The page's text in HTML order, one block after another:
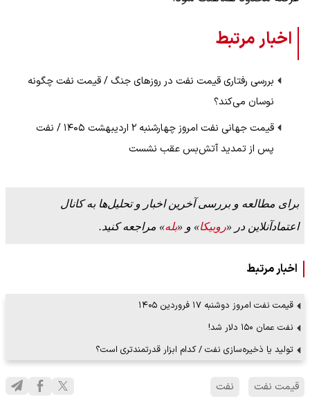
اخبار مرتبط
بررسی رفتاری قیمت نفت در روزهای جنگ / قیمت نفت چگونه
نوسان می‌کند؟
قیمت جهانی نفت امروز چهارشنبه ۲ اردیبهشت ۱۴۰۵ / نفت
پس از تمدید آتش‌بس عقب نشست
برای مطالعه و بررسی آخرین اخبار و تحلیل‌ها به کانال
اعتمادآنلاین در «روبیکا» و «بله» مراجعه کنید.
اخبار مرتبط
قیمت نفت امروز دوشنبه ۱۷ فروردین ۱۴۰۵
نفت عمان ۱۵۰ دلار شد!
تولید یا ذخیره‌سازی نفت‌ / کدام ابزار قدرتمندتری است؟
قیمت نفت نفت